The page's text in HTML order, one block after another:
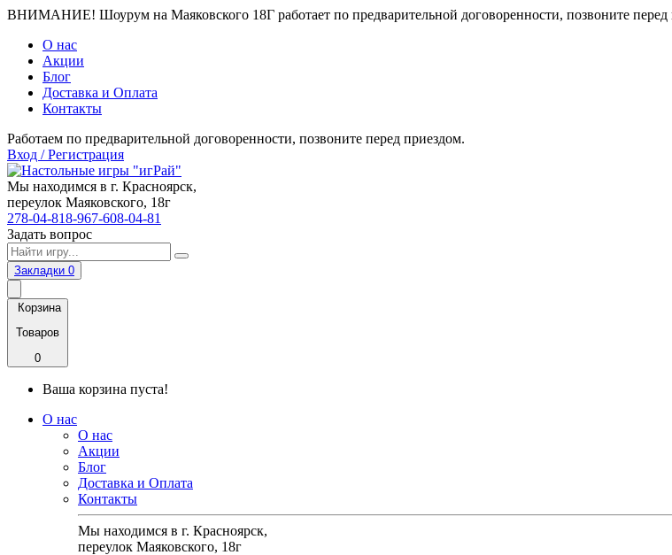
ВНИМАНИЕ! Шоурум на Маяковского 18Г работает по предварительной договоренности, позвоните перед
О нас
Акции
Блог
Доставка и Оплата
Контакты
Работаем по предварительной договоренности, позвоните перед приездом.
Вход / Регистрация
Мы находимся в г. Красноярск,
переулок Маяковского, 18г
278-04-818-967-608-04-81
Задать вопрос
Закладки 0
Корзина
Товаров
0
Ваша корзина пуста!
О нас
О нас
Акции
Блог
Доставка и Оплата
Контакты
Мы находимся в г. Красноярск,
переулок Маяковского, 18г